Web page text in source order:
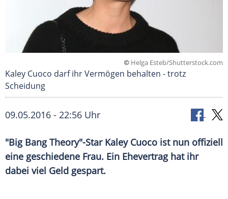
© Helga Esteb/Shutterstock.com
Kaley Cuoco darf ihr Vermögen behalten - trotz
Scheidung
09.05.2016 - 22:56 Uhr
"Big Bang Theory"-Star Kaley Cuoco ist nun offiziell
eine geschiedene Frau. Ein Ehevertrag hat ihr
dabei viel Geld gespart.